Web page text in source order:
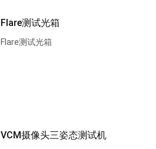
Flare测试光箱
Flare测试光箱
VCM摄像头三姿态测试机